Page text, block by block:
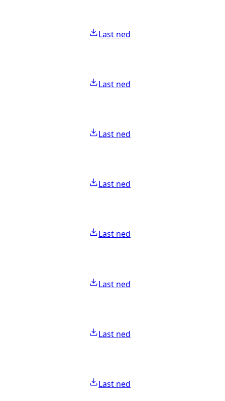
Last ned
Last ned
Last ned
Last ned
Last ned
Last ned
Last ned
Last ned